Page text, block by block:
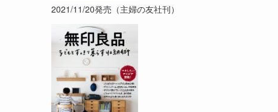
2021/11/20発売（主婦の友社刊）